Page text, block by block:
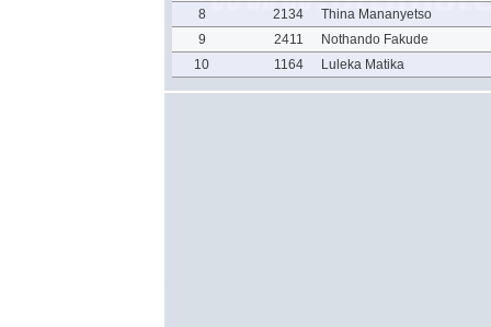
8
2134
Thina Mananyetso
9
2411
Nothando Fakude
10
1164 Luleka Matika